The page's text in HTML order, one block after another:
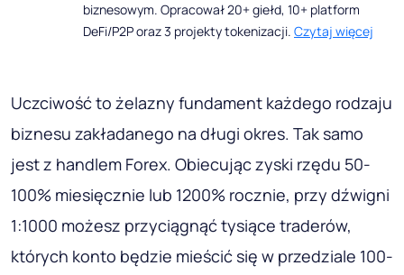
biznesowym. Opracował 20+ giełd, 10+ platform
DeFi/P2P oraz 3 projekty tokenizacji. Czytaj więcej
Uczciwość to żelazny fundament każdego rodzaju
biznesu zakładanego na długi okres. Tak samo
jest z handlem Forex. Obiecując zyski rzędu 50-
100% miesięcznie lub 1200% rocznie, przy dźwigni
1:1000 możesz przyciągnąć tysiące traderów,
których konto będzie mieścić się w przedziale 100-